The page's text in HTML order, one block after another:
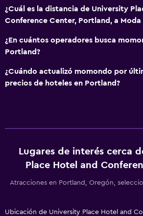
Sala de estar/TV compartida
TV por cable o vía satélite
Zona de estar
Estacionamiento y transporte
Estacionamiento
¿Cuál es la distancia de University
Conference Center, Portland, a Moda
¿En cuántos operadores busca
Portland?
¿Cuándo actualizó momondo por
precios de hoteles en Portland?
Lugares de interés cerca
Place Hotel and
Atracciones en Portland, Oregón,
Ubicación de University Place Hotel and